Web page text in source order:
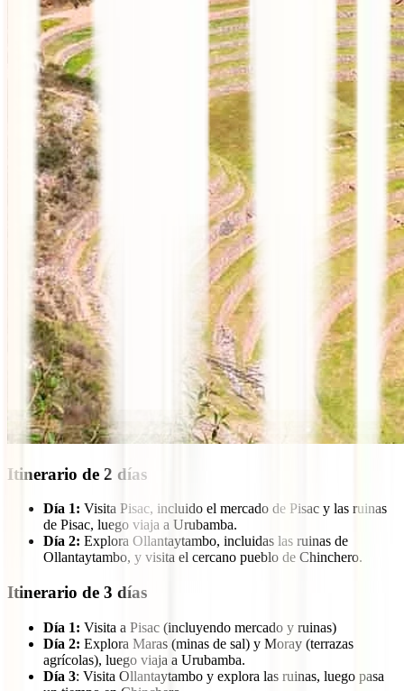
Itinerario de 2 días
Día 1: Visita Pisac, incluido el mercado de Pisac y las ruinas
de Pisac, luego viaja a Urubamba.
Día 2: Explora Ollantaytambo, incluidas las ruinas de
Ollantaytambo, y visita el cercano pueblo de Chinchero.
Itinerario de 3 días
Día 1: Visita a Pisac (incluyendo mercado y ruinas)
Día 2: Explora Maras (minas de sal) y Moray (terrazas
agrícolas), luego viaja a Urubamba.
Día 3: Visita Ollantaytambo y explora las ruinas, luego pasa